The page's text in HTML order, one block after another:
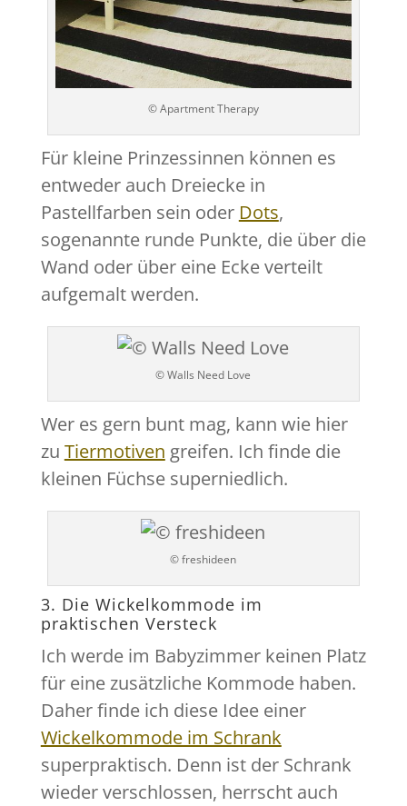
© Apartment Therapy
Für kleine Prinzessinnen können es
entweder auch Dreiecke in
Pastellfarben sein oder Dots,
sogenannte runde Punkte, die über die
Wand oder über eine Ecke verteilt
aufgemalt werden.
© Walls Need Love
Wer es gern bunt mag, kann wie hier
zu Tiermotiven greifen. Ich finde die
kleinen Füchse superniedlich.
© freshideen
3. Die Wickelkommode im
praktischen Versteck
Ich werde im Babyzimmer keinen Platz
für eine zusätzliche Kommode haben.
Daher finde ich diese Idee einer
Wickelkommode im Schrank
superpraktisch. Denn ist der Schrank
wieder verschlossen, herrscht auch